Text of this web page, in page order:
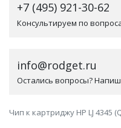
+7 (495) 921-30-62
Консультируем по
info@rodget.ru
Остались вопросы?
Чип к картриджу HP LJ 4345